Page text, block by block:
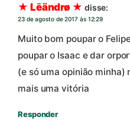
★ Lēändrø ★ disse:
23 de agosto de 2017 às 12:29
Muito bom poupar o
poupar o Isaac e dar
(e só uma opinião minha)
mais uma vitória
Responder